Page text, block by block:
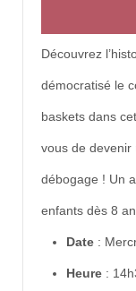
Découvrez
démocratisé le
baskets dans
vous de devenir
débogage ! Un
enfants dès 8
Date :
Heure :